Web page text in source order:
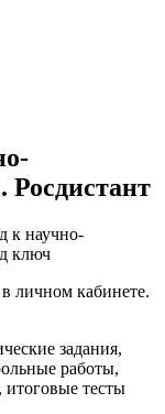
Росдистант
к научно-
ключ
личном кабинете.
задания,
работы,
тесты